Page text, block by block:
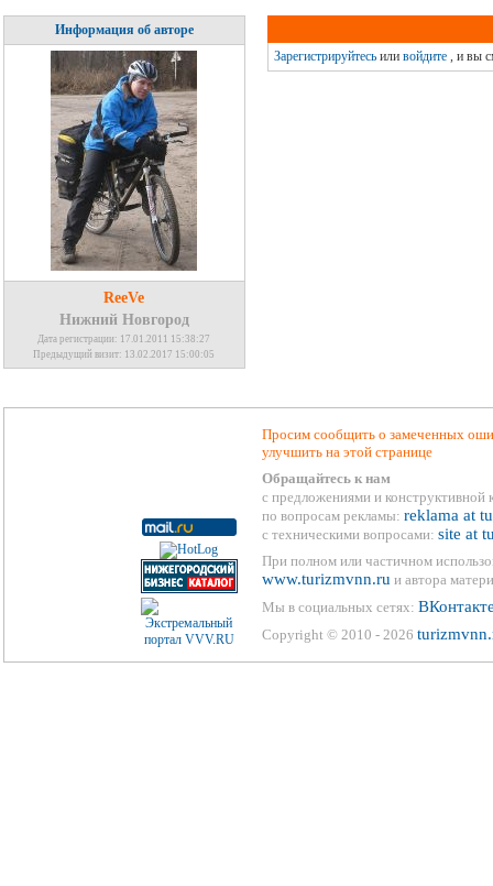
Информация об авторе
ReeVe
Нижний Новгород
Дата регистрации: 17.01.2011 15:38:27
Предыдущий визит: 13.02.2017 15:00:05
Зарегистрируйтесьили войдите, и вы
Просим сообщить о замеченных
улучшить на этой странице
Обращайтесь к нам
с предложениями и конструктивной
по вопросам рекламы: reklama at
с техническими вопросами: site at
При полном или частичном
www.turizmvnn.ru и автора
Мы в социальных сетях:
Copyright © 2010 - 2026